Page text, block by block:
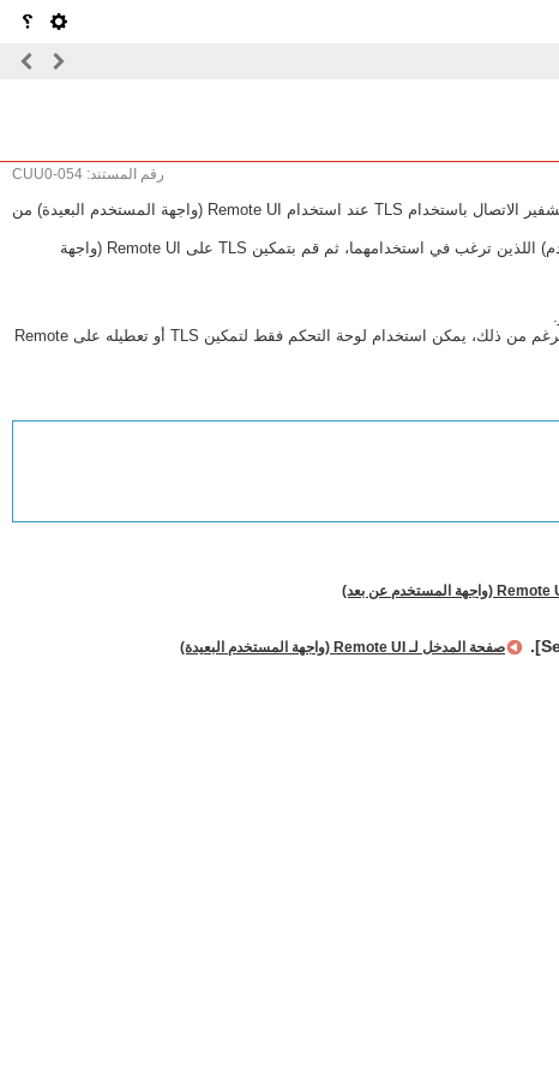
رقم المستند: CUU0-054
بروتوكول أمان طبقة النقل (TLS ) عبارة عن آلية لتشفير البيانات المرسلة أو المستلمة عبر الشبكة. يقلل تشفير الاتصال باستخدام TLS عند استخدام Remote UI (واجهة المستخدم البعيدة) من
لاستخدام اتصال TLS المشفر لـ Remote UI (واجهة المستخدم البعيدة)، حدد المفتاح والشهادة (شهادة الخادم) اللذين ترغب في استخدامهما، ثم قم بتمكين TLS على Remote UI (واجهة
من لوحة التحكم، حدد [القائمة] في الشاشة [الرئيسية] ثم حدد [إعدادات الإدارة] لتكوين الإعدادات. وعلى الرغم من ذلك، يمكن استخدام لوحة التحكم فقط لتمكين TLS أو تعطيله على ‏Remote
صفحة المدخل لـ Remote UI (واجهة المستخدم البعيدة)